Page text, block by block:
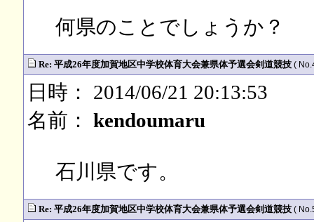
何県のことでしょうか？
Re: 平成26年度加賀地区中学校体育大会兼県体予選会剣道競技 (
日時： 2014/06/21 20:13:53
名前： kendoumaru
石川県です。
Re: 平成26年度加賀地区中学校体育大会兼県体予選会剣道競技 (